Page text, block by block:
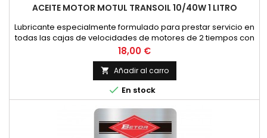
ACEITE MOTOR MOTUL TRANSOIL 10/40W 1 LITRO
Lubricante especialmente formulado para prestar servicio en
todas las cajas de velocidades de motores de 2 tiempos con
embrague sumergido, donde el constructor recomienda un
lubricante de viscosidad SAE 10W40 y API GL4. (HONDA,
YAMAHA, SUZUKI, KAWASAKI, ETC.).Asimismo, es
recomendable su uso en todos los grupos de finales de
ciclomotores y scooters con...
Precio
18,00 €
 Añadir al carro
 En stock